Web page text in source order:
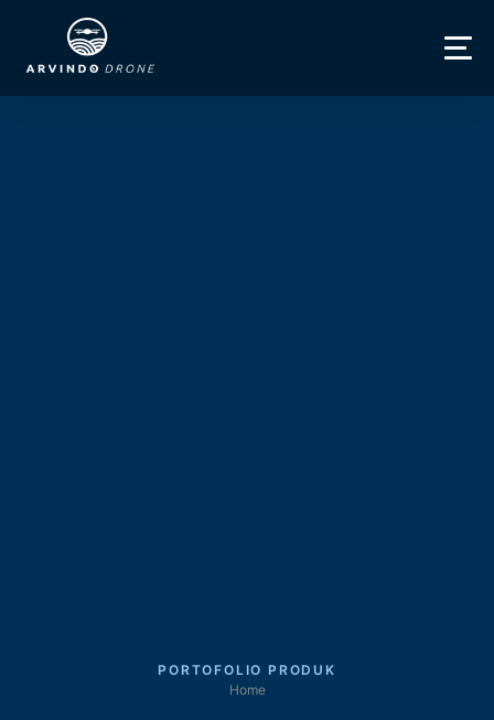
PORTOFOLIO PRODUK
Home